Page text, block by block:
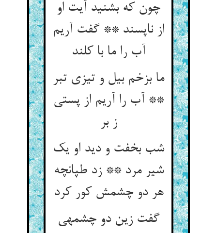
چون که بشنید آیت او
از ناپسند ** گفت آریم
آب را ما با کلند
ما بزخم بیل و تیزی تبر
** آب را آریم از پستی
ز بر
شب بخفت و دید او یک
شیر مرد ** زد طپانچه
هر دو چشمش کور کرد
گفت زین دو چشمه‏ی